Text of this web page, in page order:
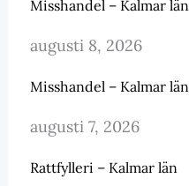
Misshandel – Kalmar län
augusti 8, 2026
Misshandel – Kalmar län
augusti 7, 2026
Rattfylleri – Kalmar län